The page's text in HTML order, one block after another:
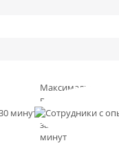
Максимальное
время
обработки
заказа - 30
минут